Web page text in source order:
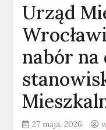
Urząd
nabór na
27 maja, 2026